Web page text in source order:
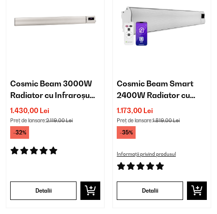
Cosmic Beam 3000W
Radiator cu Infraroșu
Montat pe Perete Alb
1.430,00 Lei
Preț de lansare:2.119,00 Lei
-32%
Detalii
Cosmic Beam Smart
2400W Radiator cu
Infraroșu Montat pe
Perete Alb
1.173,00 Lei
Preț de lansare:1.819,00 Lei
-35%
Informații privind produsul
Detalii